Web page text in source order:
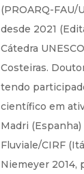
(PROARQ-FAU/
desde 2021
Cátedra
Costeiras.
tendo
científico em
Madri
Fluviale/CIRF
Niemeyer 2014,